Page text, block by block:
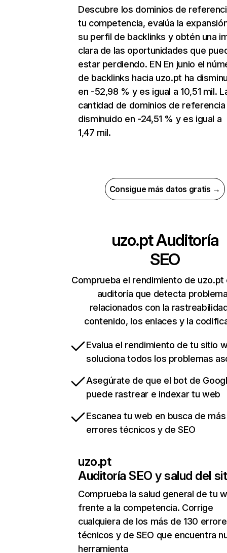
Descubre los dominios de
tu competencia, evalúa la
su perfil de backlinks y obtén una
clara de las oportunidades que
estar perdiendo. EN En junio el
de backlinks hacia uzo.pt ha
en -52,98 % y es igual a 10,51 mil.
cantidad de dominios de referencia
disminuido en -24,51 % y es igual a
1,47 mil.
Consigue más datos gratis →
uzo.ptAuditoría
SEO
Comprueba el rendimiento de uzo.pt
auditoría que detecta
relacionados con la
contenido, los enlaces y la
Evalua el rendimiento de tu sitio
soluciona todos los problemas
Asegúrate de que el bot de
puede rastrear e indexar tu web
Escanea tu web en busca de
errores técnicos y de SEO
uzo.pt
Auditoría SEO y salud del
Comprueba la salud general de tu
frente a la competencia. Corrige
cualquiera de los más de 130
técnicos y de SEO que encuentra
herramienta